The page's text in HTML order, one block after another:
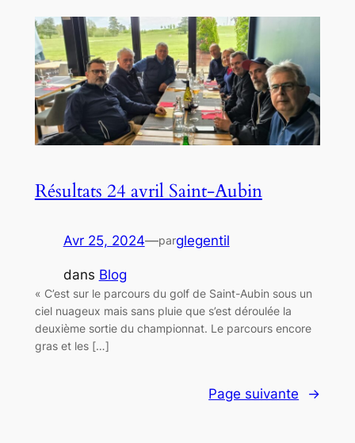
Résultats 24 avril Saint-Aubin
Avr 25, 2024—parglegentil
dans Blog
« C’est sur le parcours du golf de Saint-Aubin sous un
ciel nuageux mais sans pluie que s’est déroulée la
deuxième sortie du championnat. Le parcours encore
gras et les […]
Page suivante →